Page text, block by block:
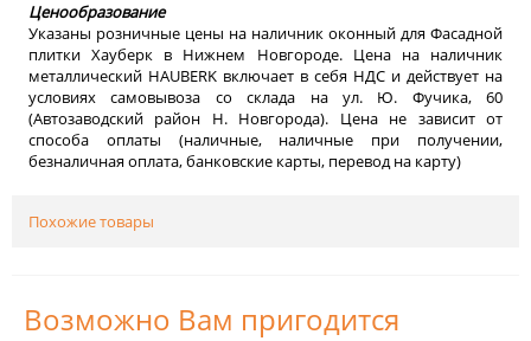
Ценообразование
Указаны розничные цены на наличник оконный для Фасадной
плитки Хауберк в Нижнем Новгороде. Цена на наличник
металлический HAUBERK включает в себя НДС и действует на
условиях самовывоза со склада на ул. Ю. Фучика, 60
(Автозаводский район Н. Новгорода). Цена не зависит от
способа оплаты (наличные, наличные при получении,
безналичная оплата, банковские карты, перевод на карту)
Похожие товары
Возможно Вам пригодится